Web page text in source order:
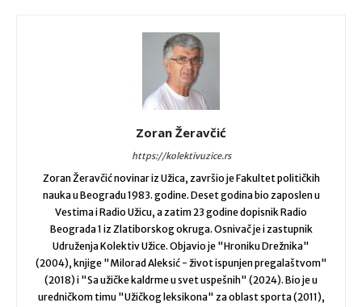
Zoran Žeravčić
https://kolektivuzice.rs
Zoran Žeravčić novinar iz Užica, završio je Fakultet političkih
nauka u Beogradu 1983. godine. Deset godina bio zaposlen u
Vestima i Radio Užicu, a zatim 23 godine dopisnik Radio
Beograda 1 iz Zlatiborskog okruga. Osnivač je i zastupnik
Udruženja Kolektiv Užice. Objavio je "Hroniku Drežnika"
(2004), knjige "Milorad Aleksić - život ispunjen pregalaštvom"
(2018) i "Sa užičke kaldrme u svet uspešnih" (2024). Bio je u
uredničkom timu "Užičkog leksikona" za oblast sporta (2011),